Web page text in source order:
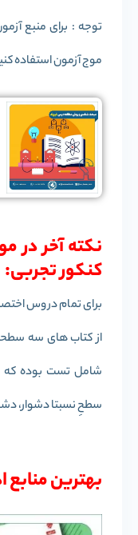
توجه : برای منبع
موج آزمون استفاده
نکته آخر در
کنکور تجربی:
برای تمام دروس
از کتاب های سه
شامل تست بوده که
سطحِ نسبتا دشوار،
بهترین